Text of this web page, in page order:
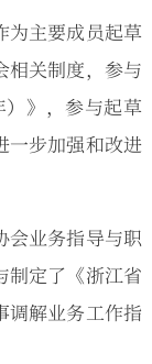
为主要成员起草
相关制度，参与
）》，参与起草
一步加强和改进
会业务指导与职
制定了《浙江省
调解业务工作指